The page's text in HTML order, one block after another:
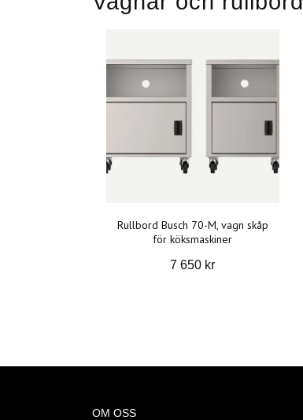
Rullbord Busch 70-M, vagn skåp
för köksmaskiner
7 650 kr
OM OSS